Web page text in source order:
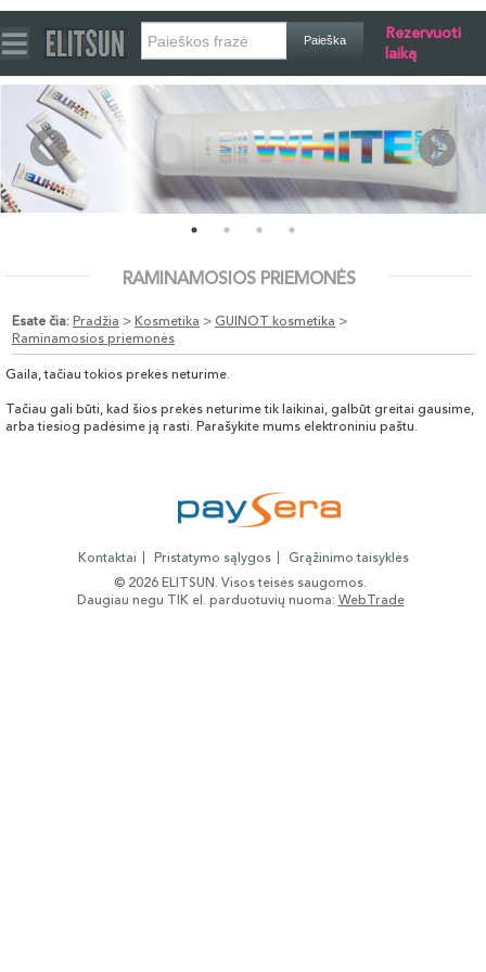
Rezervuoti
laiką
RAMINAMOSIOS PRIEMONĖS
Esate čia:Pradžia >Kosmetika > GUINOT kosmetika >
Raminamosios priemonės
Gaila, tačiau tokios prekės neturime.
Tačiau gali būti, kad šios prekės neturime tik laikinai, galbūt greitai gausime,
arba tiesiog padėsime ją rasti. Parašykite mums elektroniniu paštu.
Kontaktai Pristatymo sąlygos
Grąžinimo taisyklės
© 2026 ELITSUN. Visos teisės saugomos.
Daugiau negu TIK el. parduotuvių nuoma: WebTrade